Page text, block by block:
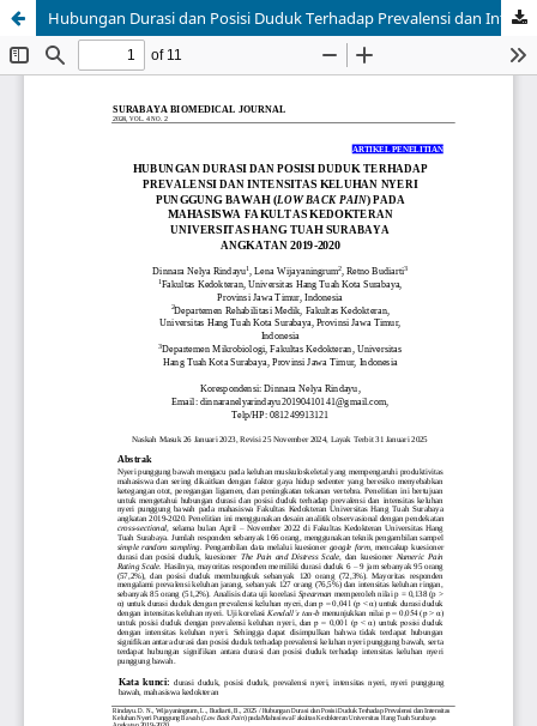
Hubungan Durasi dan Posisi Duduk Terhadap Prevalensi dan Intensitas Keluhan Nyeri Punggung Bawah (Low Back Pain) pada Mahasiswa Fakultas Kedokteran Universitas Hang Tuah Surabaya Angkatan 2019-2020